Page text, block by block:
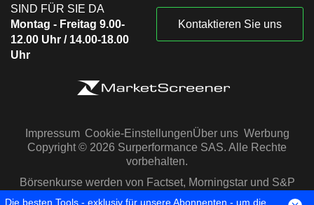
SIND FÜR SIE DA
Montag - Freitag 9.00-
12.00 Uhr / 14.00-18.00
Uhr
Kontaktieren Sie uns
Impressum Cookie-EinstellungenÜber uns Werbung
Copyright © 2026 Surperformance SAS. Alle Rechte
vorbehalten.
Börsenkurse werden von Factset, Morningstar und S&P
Capital IQ zur Verfügung gestellt
Die besten Tools - exklusiv für unsere Abonnenten - um die